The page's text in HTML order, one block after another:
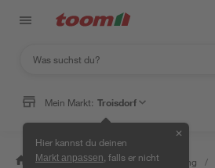
Mein Markt: Troisdorf
Hier kannst du deinen
Markt anpassen , falls er nicht
✕
/ Bad & Sanitär / Bad-Ausstattung /